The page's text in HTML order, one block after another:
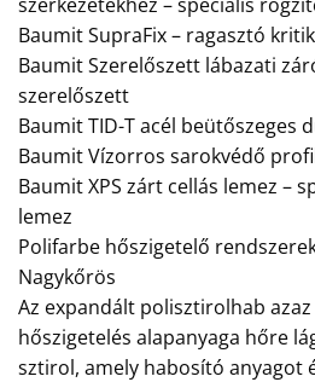
Baumit SupraFix – ragasztó
Baumit Szerelőszett lábazati
szerelőszett
Baumit TID-T acél beütőszeges
Baumit Vízorros sarokvédő
Baumit XPS zárt cellás lemez –
lemez
Polifarbe hőszigetelő
Nagykőrös
Az expandált polisztirolhab
hőszigetelés alapanyaga hőre
sztirol, amely habosító anyagot